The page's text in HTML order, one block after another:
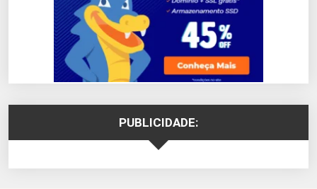
PUBLICIDADE: